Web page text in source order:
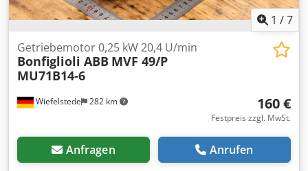
1 /7
Wiefelstede 282 km
Getriebemotor 0,25 kW 20,4 U/min
Bonfiglioli ABB MVF 49/P
MU71B14-6
160 €
Festpreis zzgl. MwSt.
Anfragen Anrufen